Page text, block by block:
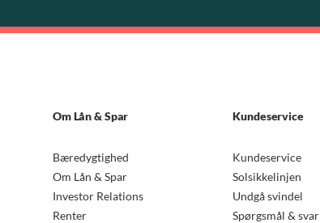
Om Lån & Spar
Bæredygtighed
Om Lån & Spar
Investor Relations
Renter
Kundeservice
Kundeservice
Solsikkelinjen
Undgå svindel
Spørgsmål & svar